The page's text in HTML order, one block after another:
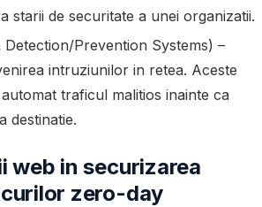
starii de securitate a unei organizatii.
Prevention Systems) –
intruziunilor in retea. Aceste
traficul malitios inainte ca
destinatie.
web in securizarea
zero-day